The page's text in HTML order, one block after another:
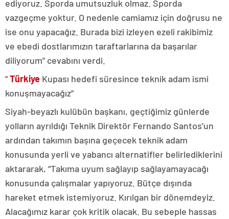
ediyoruz. Sporda umutsuzluk olmaz. Sporda
vazgeçme yoktur. O nedenle camiamız için doğrusu ne
ise onu yapacağız. Burada bizi izleyen ezeli rakibimiz
ve ebedi dostlarımızın taraftarlarına da başarılar
diliyorum” cevabını verdi.
”Türkiye Kupası hedefi süresince teknik adam ismi
konuşmayacağız”
Siyah-beyazlı kulübün başkanı, geçtiğimiz günlerde
yolların ayrıldığı Teknik Direktör Fernando Santos’un
ardından takımın başına geçecek teknik adam
konusunda yerli ve yabancı alternatifler belirlediklerini
aktararak, “Takıma uyum sağlayıp sağlayamayacağı
konusunda çalışmalar yapıyoruz. Bütçe dışında
hareket etmek istemiyoruz. Kırılgan bir dönemdeyiz.
Alacağımız karar çok kritik olacak. Bu sebeple hassas